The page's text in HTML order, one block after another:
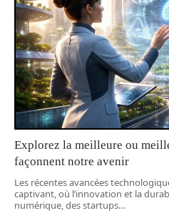
Explorez la meilleure ou
façonnent notre avenir
Les récentes avancées
captivant, où l’innovation et la
numérique, des startups…